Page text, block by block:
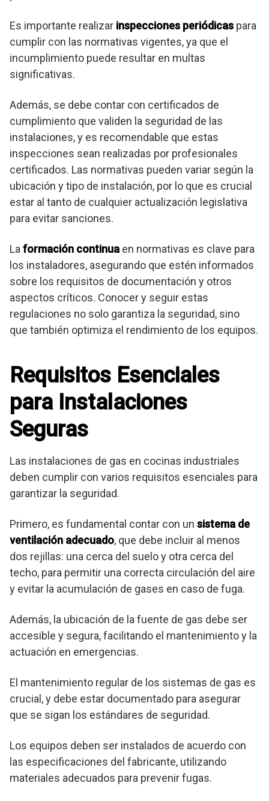
Es importante realizar inspecciones periódicas para
cumplir con las normativas vigentes, ya que el
incumplimiento puede resultar en multas
significativas.
Además, se debe contar con certificados de
cumplimiento que validen la seguridad de las
instalaciones, y es recomendable que estas
inspecciones sean realizadas por profesionales
certificados. Las normativas pueden variar según la
ubicación y tipo de instalación, por lo que es crucial
estar al tanto de cualquier actualización legislativa
para evitar sanciones.
La formación continua en normativas es clave para
los instaladores, asegurando que estén informados
sobre los requisitos de documentación y otros
aspectos críticos. Conocer y seguir estas
regulaciones no solo garantiza la seguridad, sino
que también optimiza el rendimiento de los equipos.
Requisitos Esenciales
para Instalaciones
Seguras
Las instalaciones de gas en cocinas industriales
deben cumplir con varios requisitos esenciales para
garantizar la seguridad.
Primero, es fundamental contar con un sistema de
ventilación adecuado, que debe incluir al menos
dos rejillas: una cerca del suelo y otra cerca del
techo, para permitir una correcta circulación del aire
y evitar la acumulación de gases en caso de fuga.
Además, la ubicación de la fuente de gas debe ser
accesible y segura, facilitando el mantenimiento y la
actuación en emergencias.
El mantenimiento regular de los sistemas de gas es
crucial, y debe estar documentado para asegurar
que se sigan los estándares de seguridad.
Los equipos deben ser instalados de acuerdo con
las especificaciones del fabricante, utilizando
materiales adecuados para prevenir fugas.